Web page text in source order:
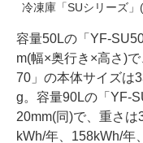
冷凍庫「SUシリーズ
容量50Lの「YF-
m(幅×奥行き×高さ)
70」の本体サイズは
g。容量90Lの「YF-
20mm(同)で、重さ
kWh/年、158kWh/年